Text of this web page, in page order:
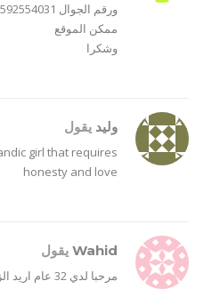
ورقم الجوال 0592554031
ممكن الموقع
وشكرا
وليد يقول
girl that requires
honesty and love
Wahid يقول
مرحبا لدي 32 عام اريد الزواج ارجو المساعدة